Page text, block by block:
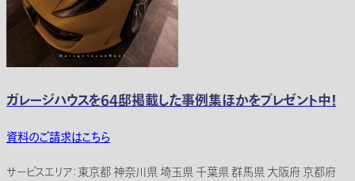
ガレージハウスを64邸掲載した事例集ほかをプレゼント中！
資料のご請求はこちら
サービスエリア：東京都 神奈川県 埼玉県 千葉県 群馬県 大阪府 京都府